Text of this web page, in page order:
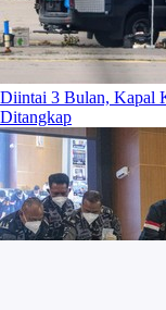
Diintai 3 Bulan, Kapal
Ditangkap